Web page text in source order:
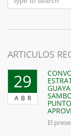
ARTICULOS
29
ABR
El